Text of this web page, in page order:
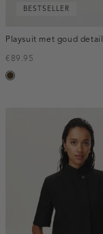
BESTSELLER
Playsuit met goud detail
€89.95
toffee